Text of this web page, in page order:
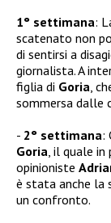
1° settimana:
scatenato non
di sentirsi a
giornalista. A
figlia di Goria,
sommersa dalle
2° settimana:
Goria, il quale
opinioniste
è stata anche la
un confronto.